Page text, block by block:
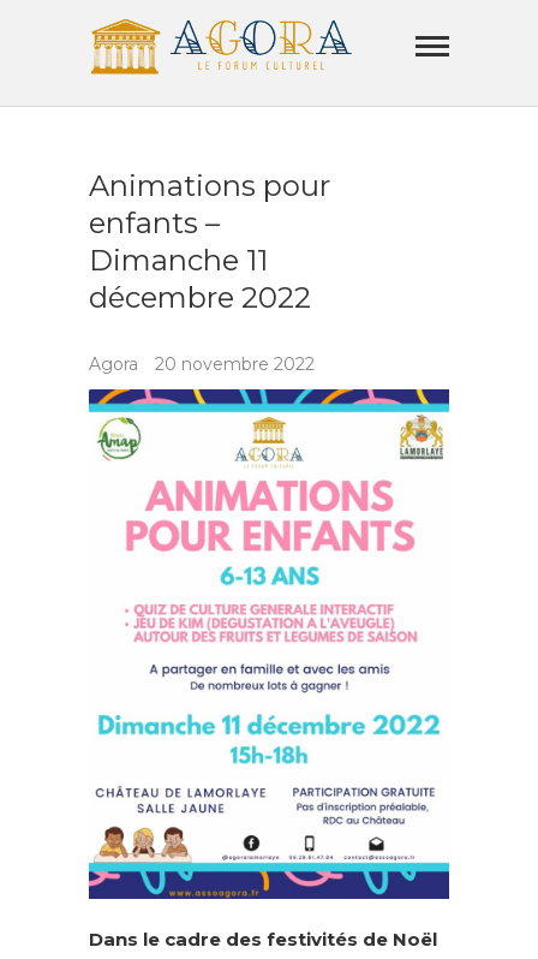
Agora
LE FORUM CULTUREL
Animations pour
enfants –
Dimanche 11
décembre 2022
Agora 20 novembre 2022
Dans le cadre des festivités de Noël